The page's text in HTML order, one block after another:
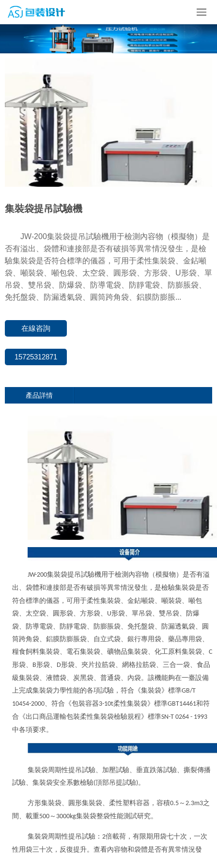
集裝袋提吊試驗機
JW-200集裝袋提吊試驗機用于檢測內容物（模擬物）是
否有溢出、袋體和連接部是否有破損等異常情況發生，是檢
驗集裝袋是否符合標準的儀器，可用于柔性集裝袋、金鉆噸
袋、噸裝袋、噸包袋、太空袋、圓形袋、方形袋、U形袋、單
吊袋、雙吊袋、防爆袋、防導電袋、防靜電袋、防膨脹袋、
免托盤袋、防漏透氣袋、圓筒跨角袋、鋁膜防膨脹...
在線咨詢
15725312871
產品詳情
JW-200集裝袋提吊試驗機用于檢測 內容物（模擬物）是否有溢
出、袋體和連接部是否有破損等異常情況發生 ，是檢驗集裝袋是否
符合標準的儀器，可用于柔性集裝袋、金鉆噸袋、噸裝袋、噸包
袋、太空袋、圓形袋、方形袋、 U形袋、單吊袋、雙吊袋、防爆
袋、防導電袋、防靜電袋、防膨脹袋、免托盤袋、防漏透氣袋、圓
筒跨角袋、鋁膜防膨脹袋、自立式袋、銀行專用袋、藥品專用袋、
糧食飼料集裝袋、電石集裝袋、礦物品集裝袋、化工原料集裝袋、 C
形袋、
B形袋、 D形袋、夾片拉筋袋、網格拉筋袋、三合一袋、食品
級集裝袋、液體袋、炭黑袋、普通袋、內袋。該機能夠在一臺設備
上完成集裝袋力學性能的各項試驗，符合 《集裝袋》 標準GB/T
10454-2000 、符合《包裝容器3-10t柔性集裝袋》標準GBT14461和符
合 《出口商品運輸包裝柔性集裝袋檢驗規程》 標準SN-T 0264 - 1993
中各項要求。
集裝袋周期性提吊試驗、加壓試驗、垂直跌落試驗、撕裂傳播
試驗、集裝袋安全系數檢驗(頂部吊提試驗)。
方形集裝袋、圓形集裝袋、柔性塑料容器，容積0.5 ～ 2.3m3之
間、載重500 ～ 3000kg集裝袋整袋性能測試研究。
集裝袋周期性提吊試驗： 2倍載荷，有限期用袋七十次，一次
性用袋三十次，反復提升。查看內容物和袋體是否有異常情況發